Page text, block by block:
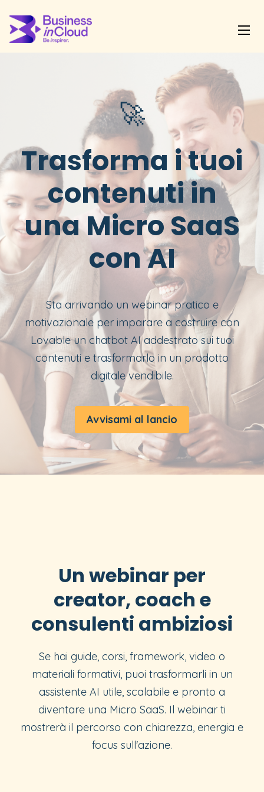
🚀
Trasforma i tuoi
contenuti in
una Micro SaaS
con AI
Sta arrivando un webinar pratico e
motivazionale per imparare a costruire con
Lovable un chatbot AI addestrato sui tuoi
contenuti e trasformarlo in un prodotto
digitale vendibile.
Avvisami al lancio
Un webinar per
creator, coach e
consulenti ambiziosi
Se hai guide, corsi, framework, video o
materiali formativi, puoi trasformarli in un
assistente AI utile, scalabile e pronto a
diventare una Micro SaaS. Il webinar ti
mostrerà il percorso con chiarezza, energia e
focus sull'azione.